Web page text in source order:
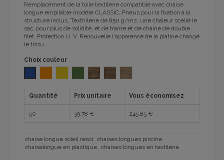
Remplacement de la toile textilène compatible avec chaise
longue empilable modèle CLASSIC. Pneus pour la fixation à la
structure inclus. Texthilene de 850 g/m2, une chaleur scellé le
sac, pour plus de solidité, et de trame et de chaine de double
filet. Protection U. V. Renouvelle l'apparence de la platine changé
le tissu.
Choix couleur
Quantité Prix unitaire Vous économisez
50 39,78 € 245,85 €
chaise longue soleil resol chaises longues piscine
chaiselongue en plastique chaises longues en textilène